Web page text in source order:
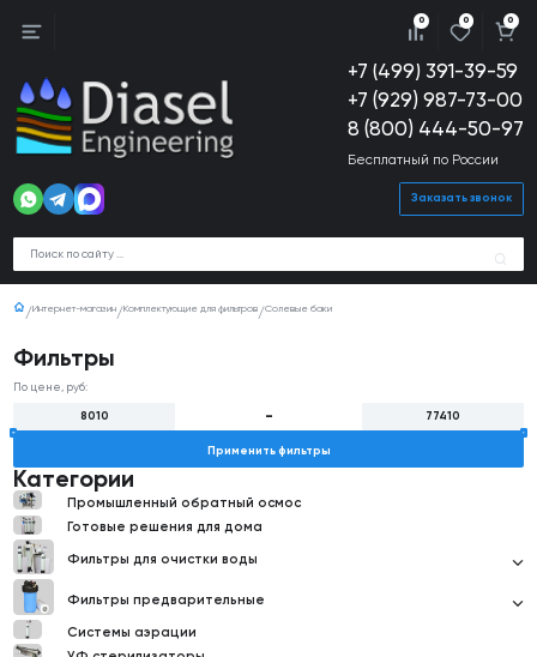
+7 (499) 391-39-59
+7 (929) 987-73-00
8 (800) 444-50-97
Бесплатный по России
Заказать звонок
0 0 0
Интернет-магазин Комплектующие для фильтров Солевые баки
Фильтры
По цене, руб:
Применить фильтры
Категории
Промышленный обратный осмос
Готовые решения для дома
Фильтры для очистки воды
Фильтры предварительные
Системы аэрации